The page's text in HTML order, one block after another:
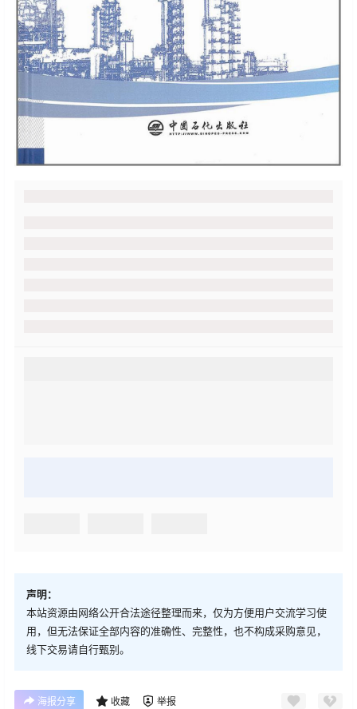
声明：
本站资源由网络公开合法途径整理而来，仅为方便用户交流学习使
用，但无法保证全部内容的准确性、完整性，也不构成采购意见，
线下交易请自行甄别。
海报分享 收藏 举报